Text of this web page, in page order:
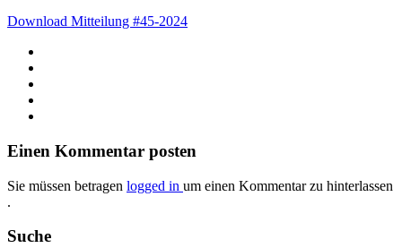
Download Mitteilung #45-2024
Einen Kommentar posten
Sie müssen betragen logged in um einen Kommentar zu hinterlassen
.
Suche